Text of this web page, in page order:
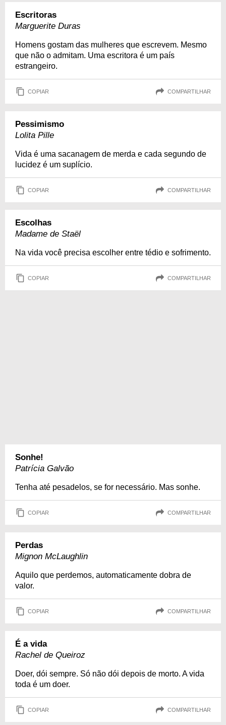
Escritoras
Marguerite Duras
Homens gostam das mulheres que escrevem. Mesmo
que não o admitam. Uma escritora é um país
estrangeiro.
COPIAR COMPARTILHAR
Pessimismo
Lolita Pille
Vida é uma sacanagem de merda e cada segundo de
lucidez é um suplício.
COPIAR COMPARTILHAR
Escolhas
Madame de Staël
Na vida você precisa escolher entre tédio e sofrimento.
COPIAR COMPARTILHAR
Sonhe!
Patrícia Galvão
Tenha até pesadelos, se for necessário. Mas sonhe.
COPIAR COMPARTILHAR
Perdas
Mignon McLaughlin
Aquilo que perdemos, automaticamente dobra de
valor.
COPIAR COMPARTILHAR
É a vida
Rachel de Queiroz
Doer, dói sempre. Só não dói depois de morto. A vida
toda é um doer.
COPIAR COMPARTILHAR